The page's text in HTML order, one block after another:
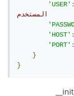
'USER':
المستخدم
'HOST':
'PORT':
}
}